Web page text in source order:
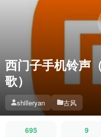
西门子手机铃声
歌）
shilleryan 古风
695 9